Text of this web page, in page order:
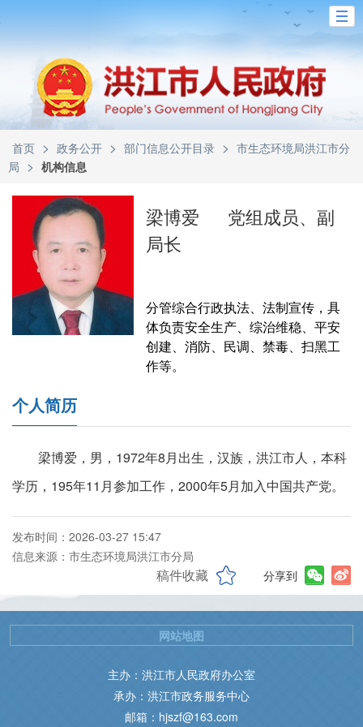
首页 > 政务公开 > 部门信息公开目录 > 市生态环境局洪江市分
局 > 机构信息
梁博爱
党组成员、副
局长
分管综合行政执法、法制宣传，具
体负责安全生产、综治维稳、平安
创建、消防、民调、禁毒、扫黑工
作等。
个人简历
梁博爱，男，1972年8月出生，汉族，洪江市人，本科
学历，195年11月参加工作，2000年5月加入中国共产党。
发布时间：2026-03-27 15:47
信息来源：市生态环境局洪江市分局
稿件收藏 分享到
主办：洪江市人民政府办公室
承办：洪江市政务服务中心
邮箱：hjszf@163.com
网站地图